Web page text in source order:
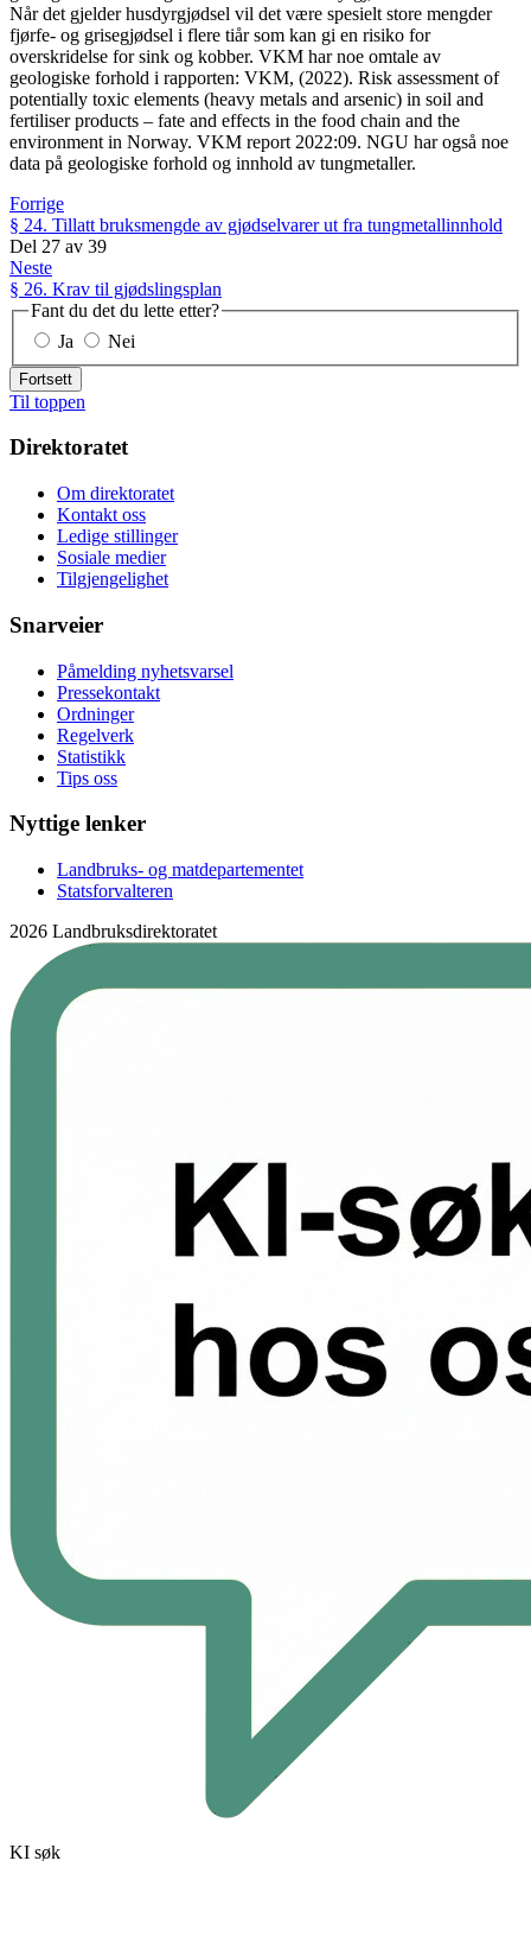
Når det gjelder husdyrgjødsel vil det være spesielt store mengder
fjørfe- og grisegjødsel i flere tiår som kan gi en risiko for
overskridelse for sink og kobber. VKM har noe omtale av
geologiske forhold i rapporten: VKM, (2022). Risk assessment of
potentially toxic elements (heavy metals and arsenic) in soil and
fertiliser products – fate and effects in the food chain and the
environment in Norway. VKM report 2022:09. NGU har også noe
data på geologiske forhold og innhold av tungmetaller.
Forrige
§ 24. Tillatt bruksmengde av gjødselvarer ut fra tungmetallinnhold
Del 27 av 39
Neste
§ 26. Krav til gjødslingsplan
Fant du det du lette etter?
Ja
Nei
Fortsett
Til toppen
Direktoratet
Om direktoratet
Kontakt oss
Ledige stillinger
Sosiale medier
Tilgjengelighet
Snarveier
Påmelding nyhetsvarsel
Pressekontakt
Ordninger
Regelverk
Statistikk
Tips oss
Nyttige lenker
Landbruks- og matdepartementet
Statsforvalteren
2026 Landbruksdirektoratet
KI søk